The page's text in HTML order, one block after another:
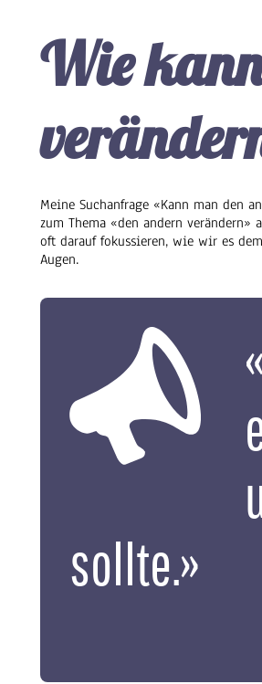
Wie
Meine Suchanfrage «Kann man den
zum Thema «den andern
oft darauf fokussieren, wie wir es
Augen.
sollte.»